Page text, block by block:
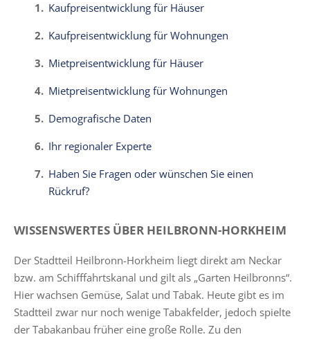
Kaufpreisentwicklung für Häuser
Kaufpreisentwicklung für Wohnungen
Mietpreisentwicklung für Häuser
Mietpreisentwicklung für Wohnungen
Demografische Daten
Ihr regionaler Experte
Haben Sie Fragen oder wünschen Sie einen
Rückruf?
WISSENSWERTES ÜBER HEILBRONN-HORKHEIM
Der Stadtteil Heilbronn-Horkheim liegt direkt am Neckar
bzw. am Schifffahrtskanal und gilt als „Garten Heilbronns“.
Hier wachsen Gemüse, Salat und Tabak. Heute gibt es im
Stadtteil zwar nur noch wenige Tabakfelder, jedoch spielte
der Tabakanbau früher eine große Rolle. Zu den